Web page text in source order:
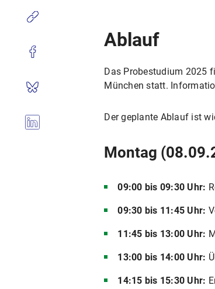
Ablauf
Das Probestudium 2025
München statt.
Der geplante Ablauf ist
Montag
09:00 bis 09:30 Uhr:
09:30 bis 11:45 Uhr:
11:45 bis 13:00 Uhr:
13:00 bis 14:00 Uhr:
14:15 bis 15:30 Uhr: